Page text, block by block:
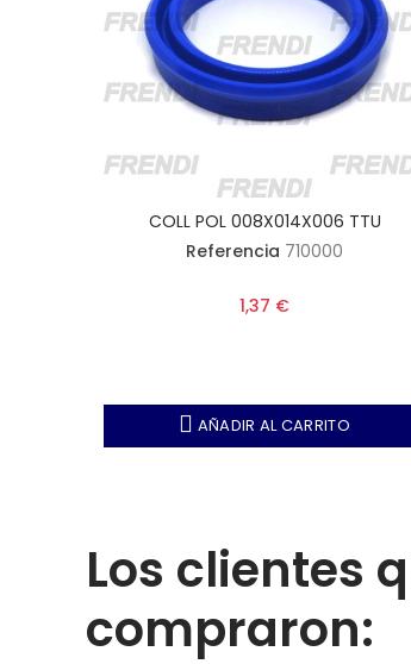
COLL POL 008X014X006 TTU
Referencia 710000
1,37 €
AÑADIR AL CARRITO
Los clientes
compraron: